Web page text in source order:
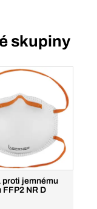
skupiny
proti jemnému
FFP2 NR D